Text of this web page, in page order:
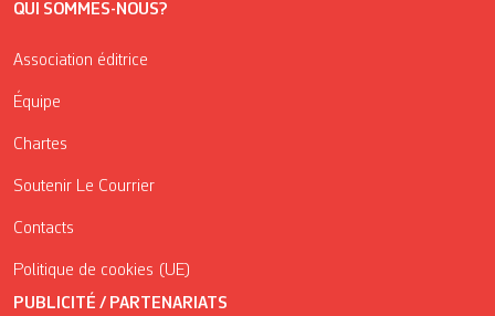
QUI SOMMES-NOUS?
Association éditrice
Équipe
Chartes
Soutenir Le Courrier
Contacts
Politique de cookies (UE)
PUBLICITÉ / PARTENARIATS